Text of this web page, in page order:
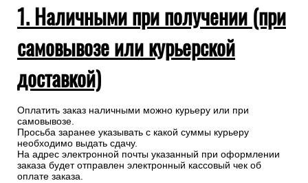
1. Наличными при получении (при
самовывозе или курьерской
доставкой)
Оплатить заказ наличными можно курьеру или при
самовывозе.
Просьба заранее указывать с какой суммы курьеру
необходимо выдать сдачу.
На адрес электронной почты указанный при оформлении
заказа будет отправлен электронный кассовый чек об
оплате заказа.